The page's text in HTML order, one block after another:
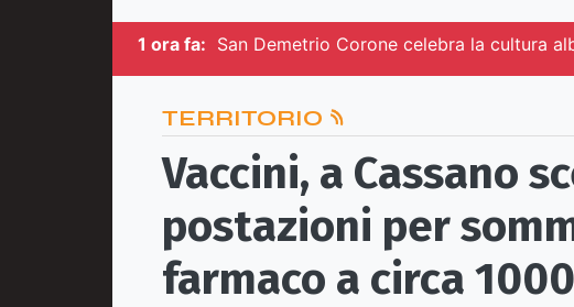
1 ora fa: San Demetrio Corone celebra la cultura
TERRITORIO
Vaccini, a Cassano
postazioni per
farmaco a circa